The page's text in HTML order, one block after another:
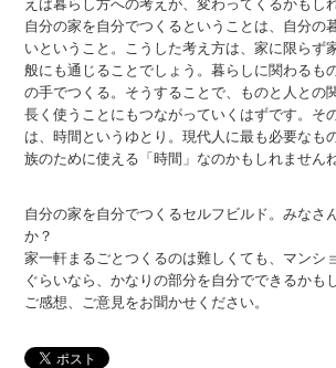
えば暮らし方への考えが、変わってくるかもし
自分の家を自分でつくるということは、自分の
いということ。こうした考え方は、家に限らず
般にも通じることでしょう。暮らしに関わるも
の手でつくる。そうすることで、ものと人との
長く使うことにもつながっていくはずです。そ
は、時間というゆとり。現代人に最も必要なも
族のために使える「時間」なのかもしれませんね
自分の家を自分でつくるセルフビルド。みなさ
か？
家一軒まるごとつくるのは難しくても、マンシ
ぐらいなら、かなりの部分を自分でできるかも
ご感想、ご意見をお聞かせください。